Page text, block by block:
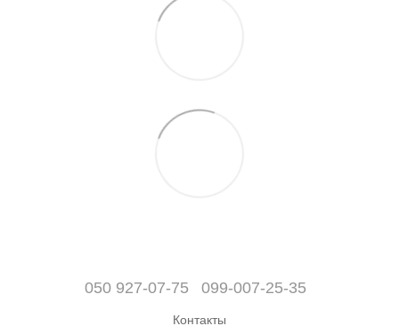
050 927-07-75 099-007-25-35
Контакты